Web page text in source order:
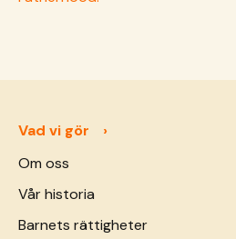
Vad vi gör
Om oss
Vår historia
Barnets rättigheter